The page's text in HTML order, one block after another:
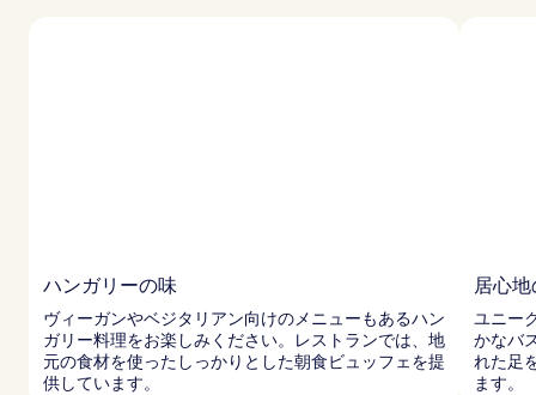
ハンガリーの味
ヴィーガンやベジタリアン向けのメニューもあるハン
ガリー料理をお楽しみください。レストランでは、地
元の食材を使ったしっかりとした朝食ビュッフェを提
供しています。
居心
ユニー
かなバ
れた足
ます。